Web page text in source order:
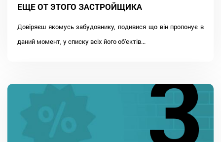
ЕЩЕ ОТ ЭТОГО ЗАСТРОЙЩИКА
Довіряєш якомусь забудовнику, подивися що він пропонує в
даний момент, у списку всіх його об'єктів...